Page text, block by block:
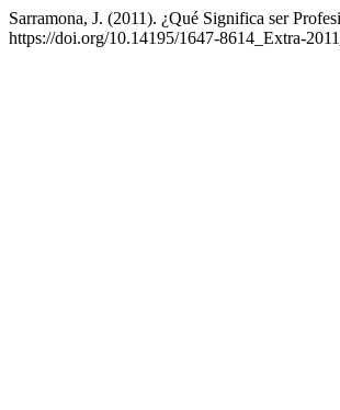
Sarramona, J. (2011). ¿Qué Significa ser
https://doi.org/10.14195/1647-8614_Extra-